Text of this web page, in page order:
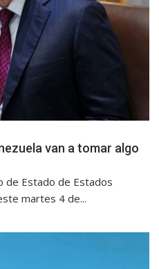
van a tomar algo
de Estado de Estados
martes 4 de...